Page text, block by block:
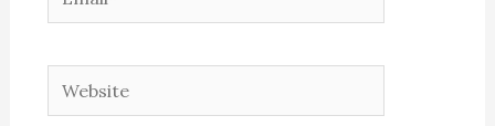
Website